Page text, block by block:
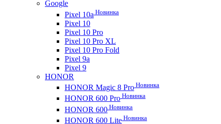
Google
Pixel 10a Новинка
Pixel 10
Pixel 10 Pro
Pixel 10 Pro XL
Pixel 10 Pro Fold
Pixel 9a
Pixel 9
HONOR
HONOR Magic 8 Pro Новинка
HONOR 600 Pro Новинка
HONOR 600 Новинка
HONOR 600 Lite Новинка